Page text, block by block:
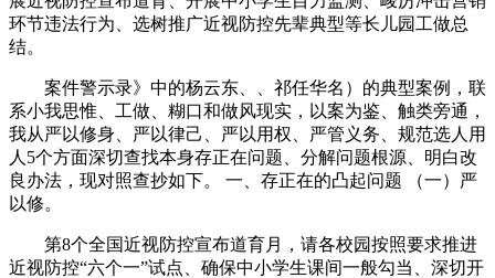
环节违法行为、选树推广近视防控先辈典型等长儿园工做总
结。
案件警示录》中的杨云东、、祁任华名）的典型案例，联
系小我思惟、工做、糊口和做风现实，以案为鉴、触类旁通，
我从严以修身、严以律己、严以用权、严管义务、规范选人用
人5个方面深切查找本身存正在问题、分解问题根源、明白改
良办法，现对照查抄如下。 一、存正在的凸起问题 （一）严
以修。
第8个全国近视防控宣布道育月，请各校园按照要求推进
近视防控“六个一”试点、确保中小学生课间一般勾当、深切开